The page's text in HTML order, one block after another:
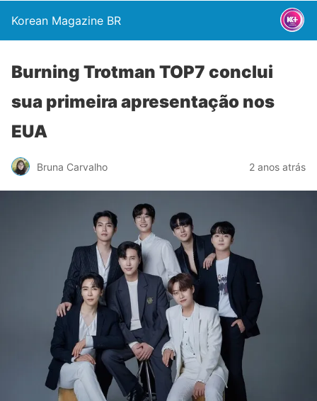
Korean Magazine BR
Burning Trotman TOP7 conclui
sua primeira apresentação nos
EUA
Bruna Carvalho 2 anos atrás